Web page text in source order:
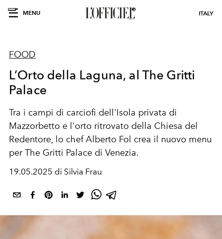
MENU ITALY
FOOD
L’Orto della Laguna, al The Gritti
Palace
Tra i campi di carciofi dell'Isola privata di
Mazzorbetto e l'orto ritrovato della Chiesa del
Redentore, lo chef Alberto Fol crea il nuovo menu
per The Gritti Palace di Venezia.
19.05.2025 di Silvia Frau